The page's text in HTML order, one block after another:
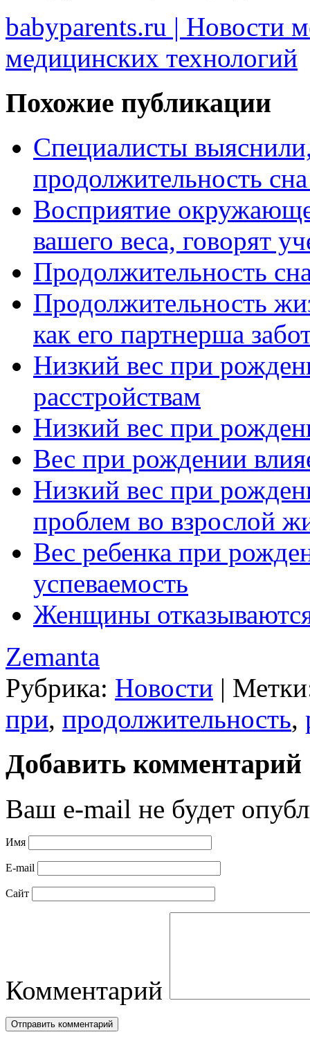
babyparents.ru | Новости
медицинских технологий
Похожие публикации
Специалисты
продолжительность
Восприятие
вашего веса, говорят
Продолжительность
Продолжительность
как его партнерша
Низкий вес при
расстройствам
Низкий вес при
Вес при рождении
Низкий вес при
проблем во взрослой
Вес ребенка при
успеваемость
Женщины
Zemanta
Рубрика: Новости |
при, продолжительность,
Добавить комментарий
Ваш e-mail не будет
Имя
E-mail
Сайт
Комментарий